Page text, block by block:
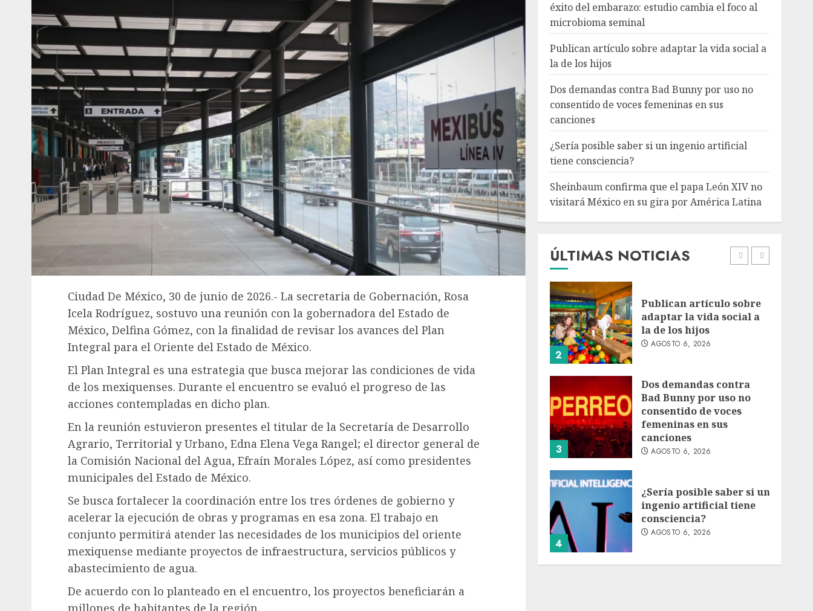
Ciudad De México, 30 de junio de 2026.- La secretaria de Gobernación, Rosa
Icela Rodríguez, sostuvo una reunión con la gobernadora del Estado de
México, Delfina Gómez, con la finalidad de revisar los avances del Plan
Integral para el Oriente del Estado de México.
El Plan Integral es una estrategia que busca mejorar las condiciones de vida
de los mexiquenses. Durante el encuentro se evaluó el progreso de las
acciones contempladas en dicho plan.
En la reunión estuvieron presentes el titular de la Secretaría de Desarrollo
Agrario, Territorial y Urbano, Edna Elena Vega Rangel; el director general de
la Comisión Nacional del Agua, Efraín Morales López, así como presidentes
municipales del Estado de México.
Se busca fortalecer la coordinación entre los tres órdenes de gobierno y
acelerar la ejecución de obras y programas en esa zona. El trabajo en
conjunto permitirá atender las necesidades de los municipios del oriente
mexiquense mediante proyectos de infraestructura, servicios públicos y
abastecimiento de agua.
De acuerdo con lo planteado en el encuentro, los proyectos beneficiarán a
éxito del embarazo: estudio cambia el foco al
microbioma seminal
Publican artículo sobre adaptar la vida social a
la de los hijos
Dos demandas contra Bad Bunny por uso no
consentido de voces femeninas en sus
canciones
¿Sería posible saber si un ingenio artificial
tiene consciencia?
Sheinbaum confirma que el papa León XIV no
visitará México en su gira por América Latina
ÚLTIMAS NOTICIAS
4
¿Sería posible saber si un
ingenio artificial tiene
consciencia?
5
Sheinbaum confirma que
visitará México en su
gira por América Latina
1
Bacterias en el semen
también condicionan el
éxito del embarazo:
microbioma seminal
AGOSTO 6, 2026
2
Publican artículo sobre
adaptar la vida social a
la de los hijos
AGOSTO 6, 2026
3
Dos demandas contra
Bad Bunny por uso no
consentido de voces
femeninas en sus
canciones
AGOSTO 6, 2026
4
¿Sería posible saber si un
ingenio artificial tiene
consciencia?
AGOSTO 6, 2026